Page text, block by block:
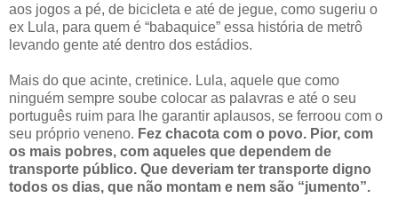
aos jogos a pé, de bicicleta e até de jegue, como sugeriu o
ex Lula, para quem é “babaquice” essa história de metrô
levando gente até dentro dos estádios.
Mais do que acinte, cretinice. Lula, aquele que como
ninguém sempre soube colocar as palavras e até o seu
português ruim para lhe garantir aplausos, se ferroou com o
seu próprio veneno. Fez chacota com o povo. Pior, com
os mais pobres, com aqueles que dependem de
transporte público. Que deveriam ter transporte digno
todos os dias, que não montam e nem são “jumento”.